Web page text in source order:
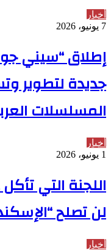
أخبار
7 يونيو، 2026
إطلاق “سيني
جديدة لتطوير
المسلسلات
أخبار
1 يونيو، 2026
اللجنة التي
لن تصلح
أخبار